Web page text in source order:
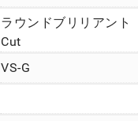
ラウンドブリリアント
Cut
VS-G